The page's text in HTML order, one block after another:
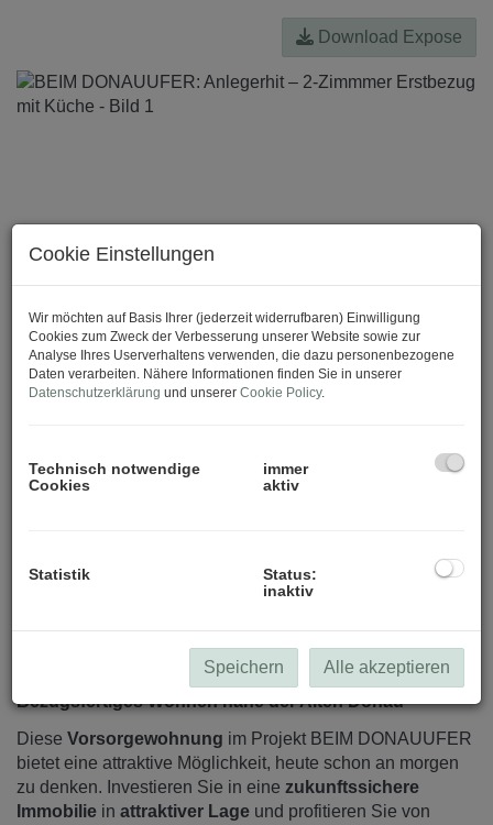
Download Expose
Beschreibung
Bezugsfertiges Wohnen nahe der Alten Donau
Diese Vorsorgewohnung im Projekt BEIM DONAUUFER
bietet eine attraktive Möglichkeit, heute schon an morgen
zu denken. Investieren Sie in eine zukunftssichere
Immobilie in attraktiver Lage und profitieren Sie von
Cookie Einstellungen
Wir möchten auf Basis Ihrer (jederzeit widerrufbaren) Einwilligung
Cookies zum Zweck der Verbesserung unserer Website sowie zur
Analyse Ihres Userverhaltens verwenden, die dazu personenbezogene
Daten verarbeiten. Nähere Informationen finden Sie in unserer
Datenschutzerklärung und unserer Cookie Policy.
Technisch notwendige
Cookies
immer
aktiv
Statistik
Status:
inaktiv
Speichern Alle akzeptieren